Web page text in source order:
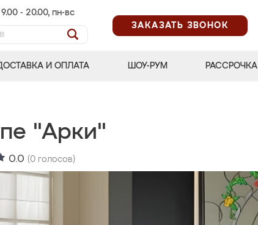
- 20.00, пн-вс
ЗАКАЗАТЬ ЗВОНОК
И ОПЛАТА ШОУ-РУМ РАССРОЧКА
"Арки"
0.0 (0 голосов)